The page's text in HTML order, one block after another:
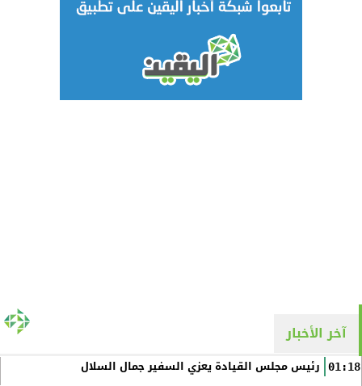
آخر الأخبار
01:18 رئيس مجلس القيادة يعزي السفير جمال السلال